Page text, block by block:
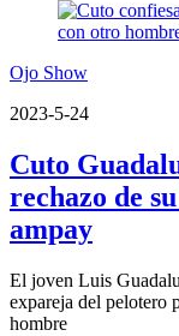
Ojo Show
2023-5-24
Cuto
rechazo de
ampay
El joven Luis
expareja del pelotero
hombre